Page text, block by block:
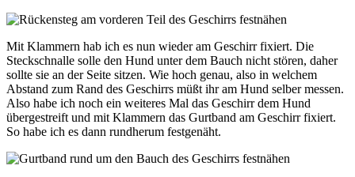
Mit Klammern hab ich es nun wieder am Geschirr fixiert. Die
Steckschnalle solle den Hund unter dem Bauch nicht stören, daher
sollte sie an der Seite sitzen. Wie hoch genau, also in welchem
Abstand zum Rand des Geschirrs müßt ihr am Hund selber messen.
Also habe ich noch ein weiteres Mal das Geschirr dem Hund
übergestreift und mit Klammern das Gurtband am Geschirr fixiert.
So habe ich es dann rundherum festgenäht.